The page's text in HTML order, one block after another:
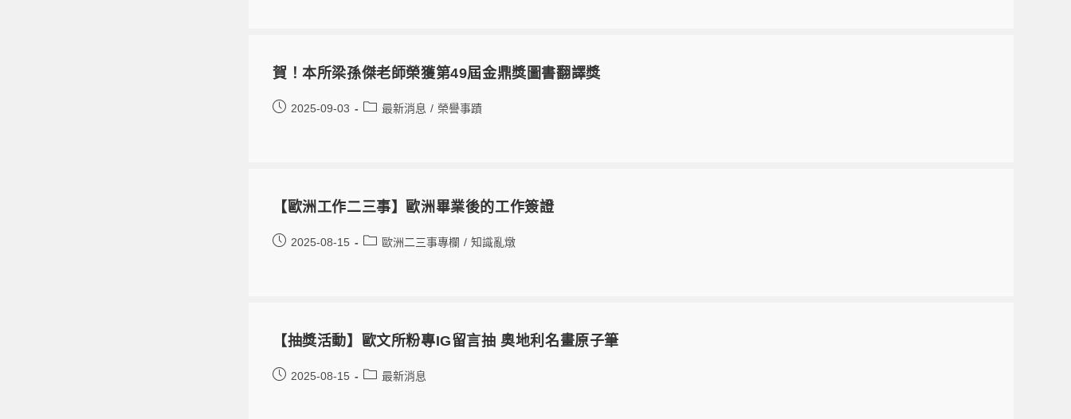
賀！本所梁孫傑老師榮獲第49屆金鼎獎圖書翻譯獎
2025-09-03 最新消息 / 榮譽事蹟
【歐洲工作二三事】歐洲畢業後的工作簽證
2025-08-15 歐洲二三事專欄 / 知識亂燉
【抽獎活動】歐文所粉專IG留言抽 奧地利名畫原子筆
2025-08-15 最新消息